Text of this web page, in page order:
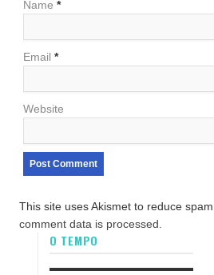
Name *
Email *
Website
This site uses Akismet to reduce spam.
comment data is processed.
O TEMPO